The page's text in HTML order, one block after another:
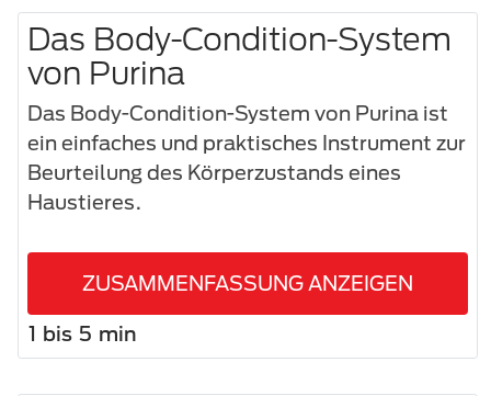
Das Body-Condition-System
von Purina
Das Body-Condition-System von Purina ist
ein einfaches und praktisches Instrument zur
Beurteilung des Körperzustands eines
Haustieres.
ZUSAMMENFASSUNG ANZEIGEN
1 bis 5 min